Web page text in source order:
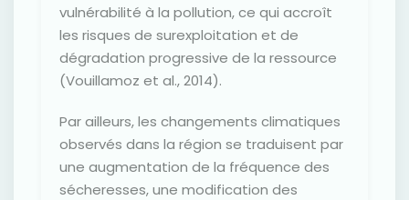
vulnérabilité à la pollution, ce qui accroît
les risques de surexploitation et de
dégradation progressive de la ressource
(Vouillamoz et al., 2014).
Par ailleurs, les changements climatiques
observés dans la région se traduisent par
une augmentation de la fréquence des
sécheresses, une modification des